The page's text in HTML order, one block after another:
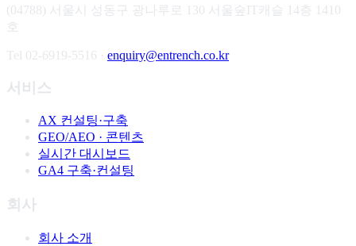
(04788) 서울시 성동구 광나루로 130 서울숲IT캐슬 14층 1410
호
Tel 02-6919-5516 · enquiry@entrench.co.kr
서비스
AX 컨설팅·구축
GEO/AEO · 콘텐츠
실시간 대시보드
GA4 구축·컨설팅
회사
회사 소개